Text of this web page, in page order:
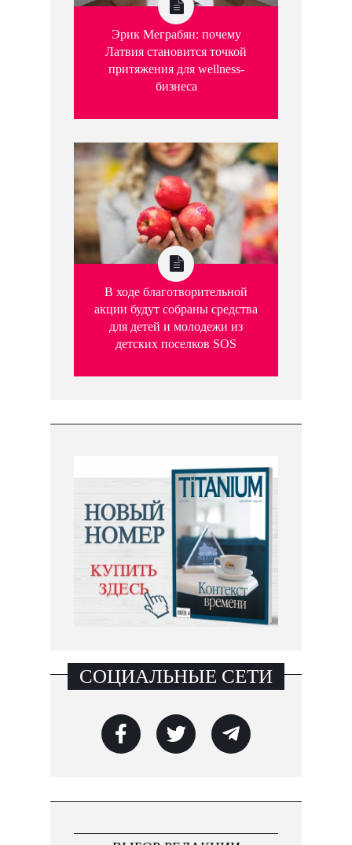
Эрик Меграбян: почему
Латвия становится точкой
притяжения для wellness-
бизнеса
В ходе благотворительной
акции будут собраны средства
для детей и молодежи из
детских поселков SOS
СОЦИАЛЬНЫЕ СЕТИ